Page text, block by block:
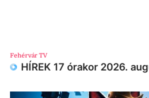
Fehérvár TV
HÍREK 17 órakor 2026.